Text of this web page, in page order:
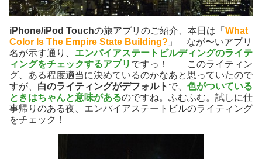
iPhone/iPod Touchの旅アプリのご紹介、本日は「 What
Color Is The Empire State Building? 」 なが〜いアプリ
名が示す通り、 エンパイアステートビルディングのライテ
ィングをチェックするアプリ ですっ！ このライティン
グ、ある程度適当に決めているのかなあと思っていたので
すが、 白のライティングがデフォルト で、 色がついている
ときはちゃんと意味があるのですね。ふむふむ。試しに仕
事帰りのある夜、エンパイアステートビルのライティング
をチェック！